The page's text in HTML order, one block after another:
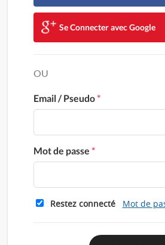
Se Connecter avec Google
OU
Email / Pseudo*
Mot de passe *
Restez connecté Mot de